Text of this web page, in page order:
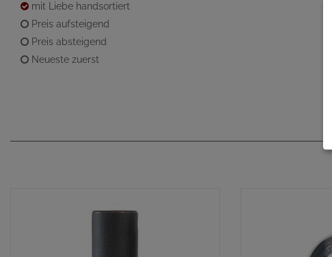
mit Liebe handsortiert
Preis aufsteigend
Preis absteigend
Neueste zuerst